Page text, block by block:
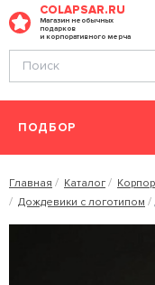
COLAPSAR.RU
Магазин необычных
подарков
и корпоративного мерча
ПОДБОР
Главная Каталог
Дождевики с логотипом